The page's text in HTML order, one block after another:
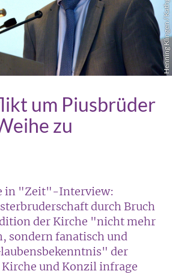
Henning Klingen / Kathpress
um Piusbrüder
zu
in "Zeit"-Interview:
durch Bruch
der Kirche "nicht mehr
sondern fanatisch und
der
und Konzil infrage